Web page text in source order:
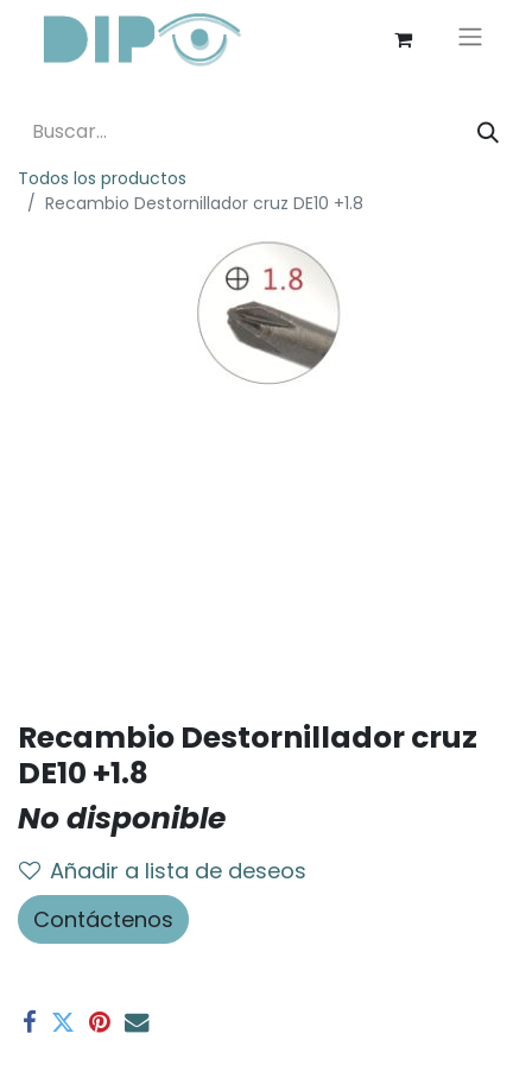
Todos los productos
Recambio Destornillador cruz DE10 +1.8
Recambio Destornillador cruz
DE10 +1.8
No disponible
Añadir a lista de deseos
Contáctenos